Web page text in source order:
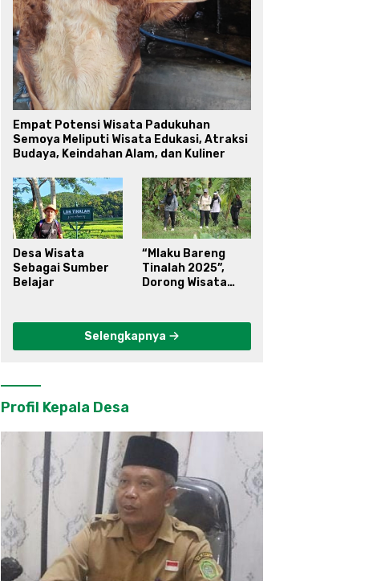
Empat Potensi Wisata Padukuhan
Semoya Meliputi Wisata Edukasi, Atraksi
Budaya, Keindahan Alam, dan Kuliner
Desa Wisata
Sebagai Sumber
Belajar
“Mlaku Bareng
Tinalah 2025”,
Dorong Wisata
Selengkapnya
Profil Kepala Desa